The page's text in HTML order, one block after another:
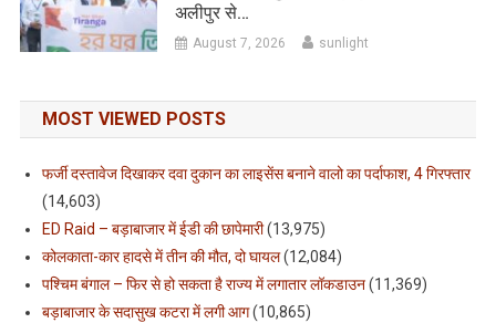
अलीपुर से…
August 7, 2026 sunlight
MOST VIEWED POSTS
फर्जी दस्तावेज दिखाकर दवा दुकान का लाइसेंस बनाने वालो का पर्दाफाश, 4 गिरफ्तार
(14,603)
ED Raid – बड़ाबाजार में ईडी की छापेमारी(13,975)
कोलकाता-कार हादसे में तीन की मौत, दो घायल(12,084)
पश्चिम बंगाल – फिर से हो सकता है राज्य में लगातार लॉकडाउन(11,369)
बड़ाबाजार के सदासुख कटरा में लगी आग(10,865)